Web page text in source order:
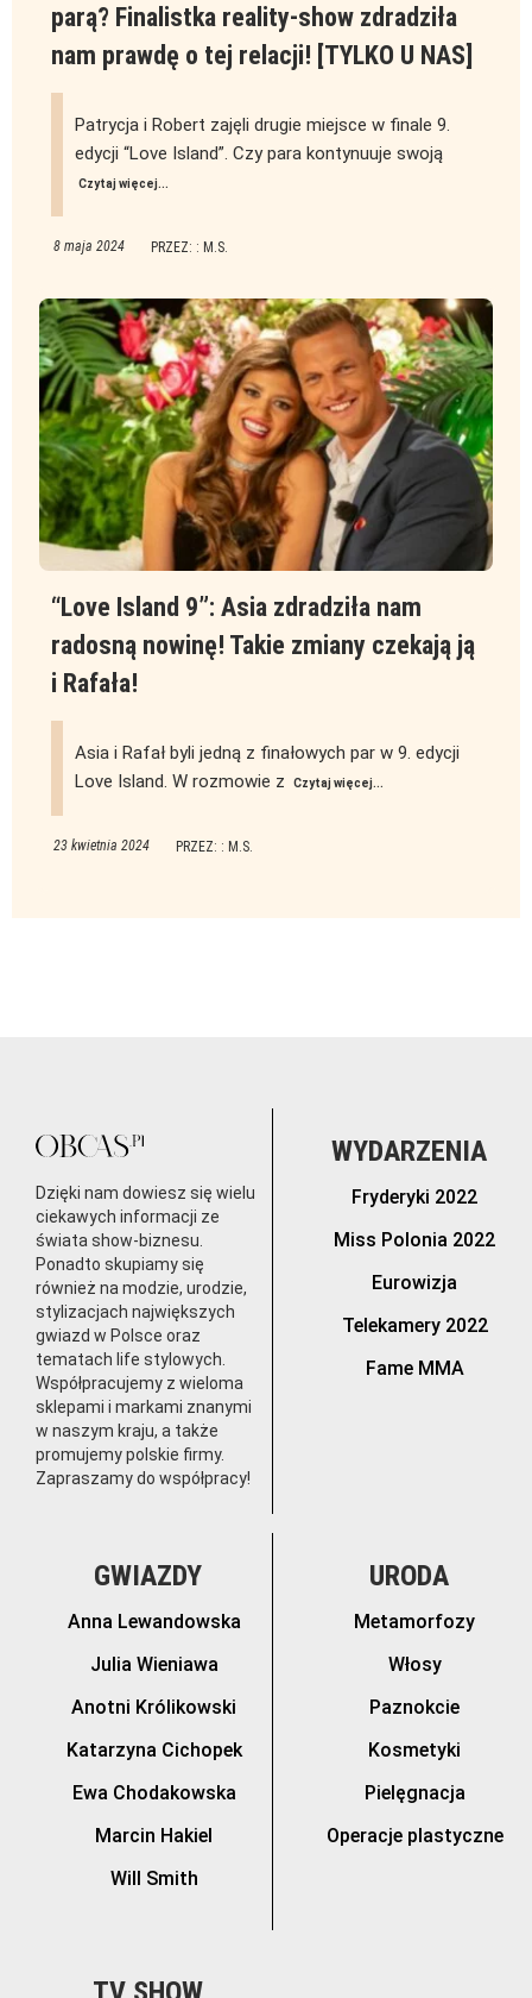
parą? Finalistka reality-show zdradziła
nam prawdę o tej relacji! [TYLKO U NAS]
Patrycja i Robert zajęli drugie miejsce w finale 9.
edycji “Love Island”. Czy para kontynuuje swoją
Czytaj więcej...
8 maja 2024 PRZEZ: : M.S.
“Love Island 9”: Asia zdradziła nam
radosną nowinę! Takie zmiany czekają ją
i Rafała!
Asia i Rafał byli jedną z finałowych par w 9. edycji
Love Island. W rozmowie z
Czytaj więcej...
23 kwietnia 2024 PRZEZ: : M.S.
Dzięki nam dowiesz się wielu
ciekawych informacji ze
świata show-biznesu.
Ponadto skupiamy się
również na modzie, urodzie,
stylizacjach największych
gwiazd w Polsce oraz
tematach life stylowych.
Współpracujemy z wieloma
sklepami i markami znanymi
w naszym kraju, a także
promujemy polskie firmy.
Zapraszamy do współpracy!
WYDARZENIA
Fryderyki 2022
Miss Polonia 2022
Eurowizja
Telekamery 2022
Fame MMA
GWIAZDY
Anna Lewandowska
Julia Wieniawa
Anotni Królikowski
Katarzyna Cichopek
Ewa Chodakowska
Marcin Hakiel
Will Smith
URODA
Metamorfozy
Włosy
Paznokcie
Kosmetyki
Pielęgnacja
Operacje plastyczne